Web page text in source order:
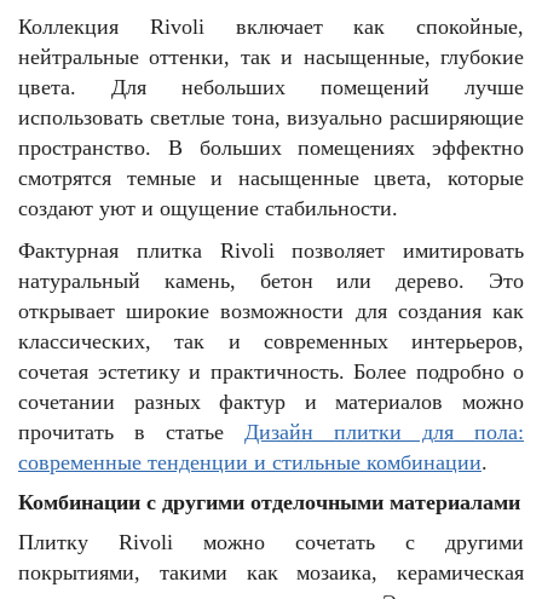
Коллекция Rivoli включает как спокойные,
нейтральные оттенки, так и насыщенные, глубокие
цвета. Для небольших помещений лучше
использовать светлые тона, визуально расширяющие
пространство. В больших помещениях эффектно
смотрятся темные и насыщенные цвета, которые
создают уют и ощущение стабильности.
Фактурная плитка Rivoli позволяет имитировать
натуральный камень, бетон или дерево. Это
открывает широкие возможности для создания как
классических, так и современных интерьеров,
сочетая эстетику и практичность. Более подробно о
сочетании разных фактур и материалов можно
прочитать в статье Дизайн плитки для пола:
современные тенденции и стильные комбинации.
Комбинации с другими отделочными материалами
Плитку Rivoli можно сочетать с другими
покрытиями, такими как мозаика, керамическая